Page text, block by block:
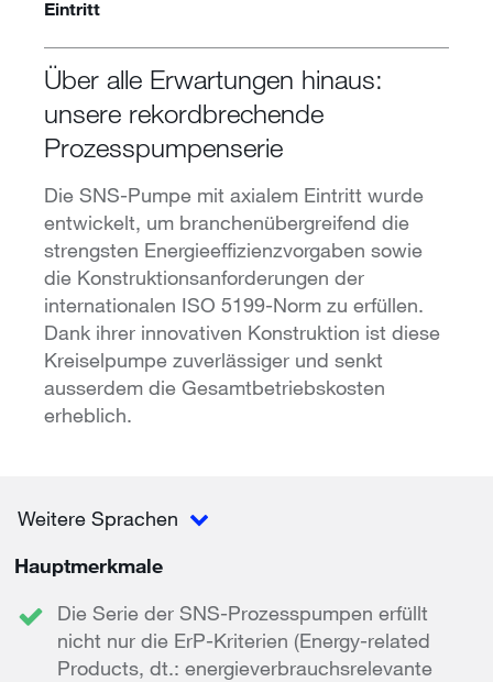
Eintritt
Über alle Erwartungen hinaus:
unsere rekordbrechende
Prozesspumpenserie
Die SNS-Pumpe mit axialem Eintritt wurde
entwickelt, um branchenübergreifend die
strengsten Energieeffizienzvorgaben sowie
die Konstruktionsanforderungen der
internationalen ISO 5199-Norm zu erfüllen.
Dank ihrer innovativen Konstruktion ist diese
Kreiselpumpe zuverlässiger und senkt
ausserdem die Gesamtbetriebskosten
erheblich.
Weitere Sprachen
Hauptmerkmale
Die Serie der SNS-Prozesspumpen erfüllt
nicht nur die ErP-Kriterien (Energy-related
Products, dt.: energieverbrauchsrelevante